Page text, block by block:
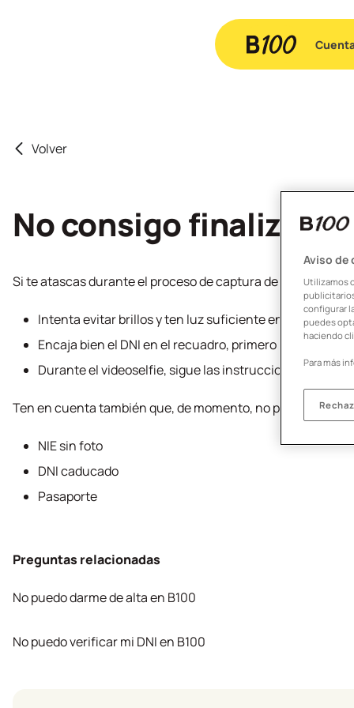
Volver
No consigo finalizar
Si te atascas durante el proceso de captura de tu DNI al
Intenta evitar brillos y ten luz suficiente en el
Encaja bien el DNI en el recuadro, primero por el lado
Durante el videoselfie, sigue las instrucciones que
Ten en cuenta también que, de momento, no podemos
NIE sin foto
DNI caducado
Pasaporte
Preguntas relacionadas
No puedo darme de alta en B100
No puedo verificar mi DNI en B100
Aviso de
Utilizamos
configurar
puedes
haciendo
Para más